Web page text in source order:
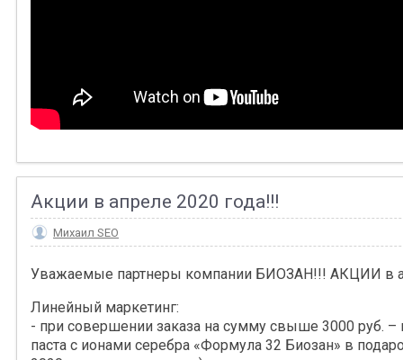
Акции в апреле 2020 года!!!
Михаил SEO
Уважаемые партнеры компании БИОЗАН!!! АКЦИИ в
Линейный маркетинг:
- при совершении заказа на сумму свыше 3000 руб. –
паста с ионами серебра «Формула 32 Биозан» в